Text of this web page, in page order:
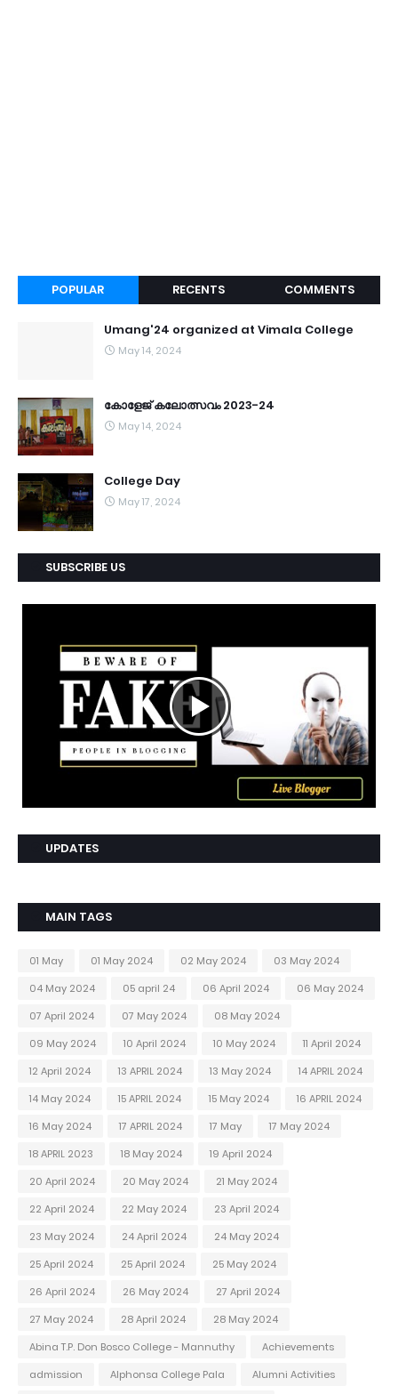
POPULAR RECENTS COMMENTS
Umang'24 organized at Vimala College
May 14, 2024
കോളേജ് കലോത്സവം 2023-24
May 14, 2024
College Day
May 17, 2024
SUBSCRIBE US
UPDATES
MAIN TAGS
01 May 01 May 2024 02 May 2024
03 May 2024
04 May 2024
05 april 24 06 April 2024
06 May 2024
07 April 2024
07 May 2024
08 May 2024
09 May 2024
10 April 2024 10 May 2024
11 April 2024
12 April 2024
13 APRIL 2024 13 May 2024
14 APRIL 2024
14 May 2024
15 APRIL 2024 15 May 2024
16 APRIL 2024
16 May 2024
17 APRIL 2024 17 May
17 May 2024
18 APRIL 2023
18 May 2024
19 April 2024
20 April 2024
20 May 2024
21 May 2024
22 April 2024
22 May 2024
23 April 2024
23 May 2024
24 April 2024
24 May 2024
25 April 2024
25 April 2024
25 May 2024
26 April 2024
26 May 2024
27 April 2024
27 May 2024
28 April 2024
28 May 2024
Abina T.P. Don Bosco College - Mannuthy
Achievements
admission
Alphonsa College Pala
Alumni Activities